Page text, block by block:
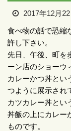
2017年12月22
食べ物の話で恐縮
許し下さい。
先日、午後、町を
ーン店のショーウ
カレーかつ丼とい
つように展示され
カツカレー丼とい
丼飯の上にカレー
ものです。